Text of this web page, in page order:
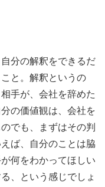
分の解釈をできるだ
と。解釈というの
手が、会社を辞めた
の価値観は、会社を
でも、まずはその判
ば、自分のことは脇
何をわかってほしい
、という感じでしょ